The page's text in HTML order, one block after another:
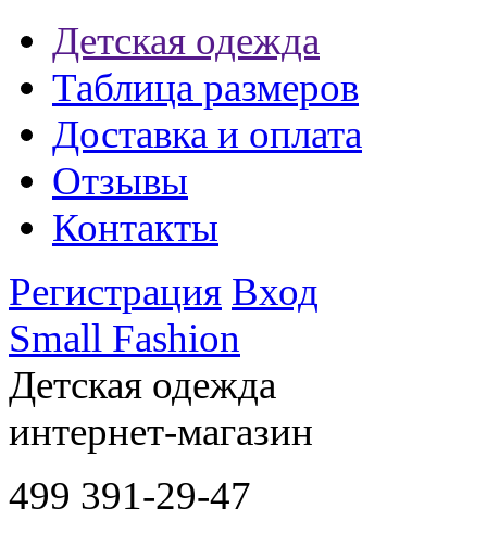
Детская одежда
Таблица размеров
Доставка и оплата
Отзывы
Контакты
Регистрация Вход
Small Fashion
Детская одежда
интернет-магазин
499 391-29-47